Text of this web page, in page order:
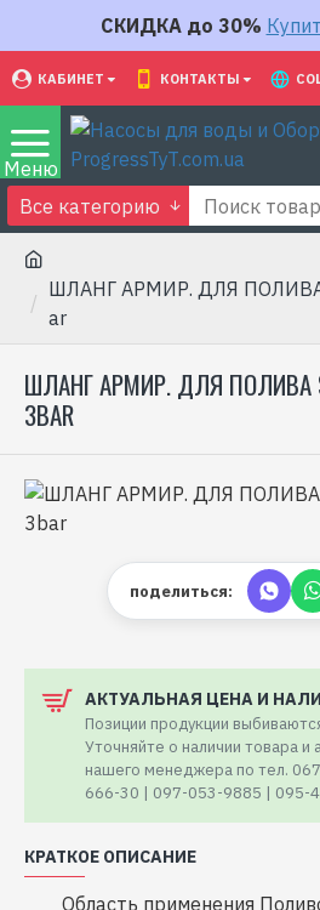
СКИДКА до 30%
КАБИНЕТ КОНТАКТЫ
Все категорию
ШЛАНГ АРМИР. ДЛЯ ПОЛИВА
ar
ШЛАНГ АРМИР. ДЛЯ ПОЛИВА
3BAR
поделиться:
АКТУАЛЬНАЯ ЦЕНА И
Позиции продукции
Уточняйте о наличии товара и
нашего менеджера по тел.
666-30 | 097-053-9885 | 095-
КРАТКОЕ ОПИСАНИЕ
Область применения